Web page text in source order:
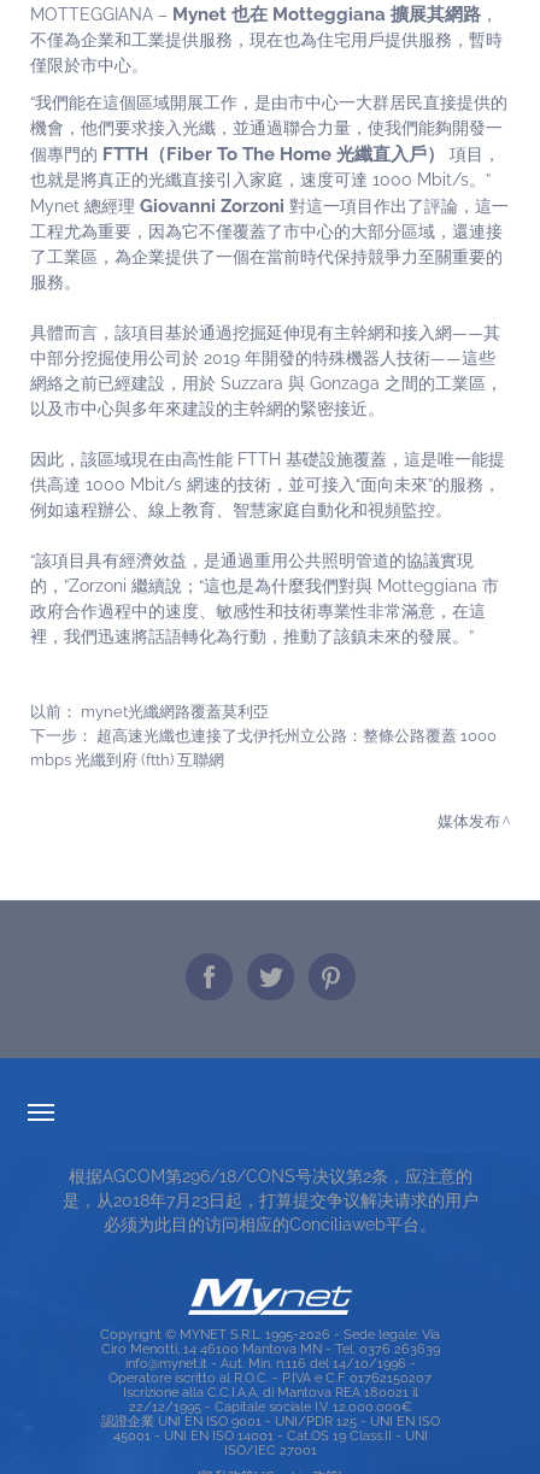
MOTTEGGIANA – Mynet 也在 Motteggiana 擴展其網路 ，
不僅為企業和工業提供服務，現在也為住宅用戶提供服務，暫時
僅限於市中心。
“我們能在這個區域開展工作，是由市中心一大群居民直接提供的
機會，他們要求接入光纖，並通過聯合力量，使我們能夠開發一
個專門的 FTTH（Fiber To The Home 光纖直入戶）
項目，
也就是將真正的光纖直接引入家庭，速度可達 1000 Mbit/s。”
Mynet 總經理 Giovanni Zorzoni 對這一項目作出了評論，這一
工程尤為重要，因為它不僅覆蓋了市中心的大部分區域，還連接
了工業區，為企業提供了一個在當前時代保持競爭力至關重要的
服務。
具體而言，該項目基於通過挖掘延伸現有主幹網和接入網——其
中部分挖掘使用公司於 2019 年開發的特殊機器人技術——這些
網絡之前已經建設，用於 Suzzara 與 Gonzaga 之間的工業區，
以及市中心與多年來建設的主幹網的緊密接近。
因此，該區域現在由高性能 FTTH 基礎設施覆蓋，這是唯一能提
供高達 1000 Mbit/s 網速的技術，並可接入“面向未來”的服務，
例如遠程辦公、線上教育、智慧家庭自動化和視頻監控。
“該項目具有經濟效益，是通過重用公共照明管道的協議實現
的，”Zorzoni 繼續說；“這也是為什麼我們對與 Motteggiana 市
政府合作過程中的速度、敏感性和技術專業性非常滿意，在這
裡，我們迅速將話語轉化為行動，推動了該鎮未來的發展。”
以前： mynet光纖網路覆蓋莫利亞
下一步： 超高速光纖也連接了戈伊托州立公路：整條公路覆蓋 1000
mbps 光纖到府 (ftth) 互聯網
媒体发布
服务条款
TOP RICERCHE
根据AGCOM第296/18/CONS号决议第2条，应注意的
是，从2018年7月23日起，打算提交争议解决请求的用户
必须为此目的访问相应的Conciliaweb平台。
Copyright © MYNET S.R.L. 1995-2026 - Sede legale: Via
Ciro Menotti, 14 46100 Mantova MN - Tel. 0376 263639
info@mynet.it - Aut. Min. n.116 del 14/10/1996 -
Operatore iscritto al R.O.C. - P.IVA e C.F. 01762150207
Iscrizione alla C.C.I.A.A. di Mantova REA 180021 il
22/12/1995 - Capitale sociale I.V. 12.000.000€
認證企業 UNI EN ISO 9001 - UNI/PDR 125 - UNI EN ISO
45001 - UNI EN ISO 14001 - Cat.OS 19 Class.II - UNI
ISO/IEC 27001